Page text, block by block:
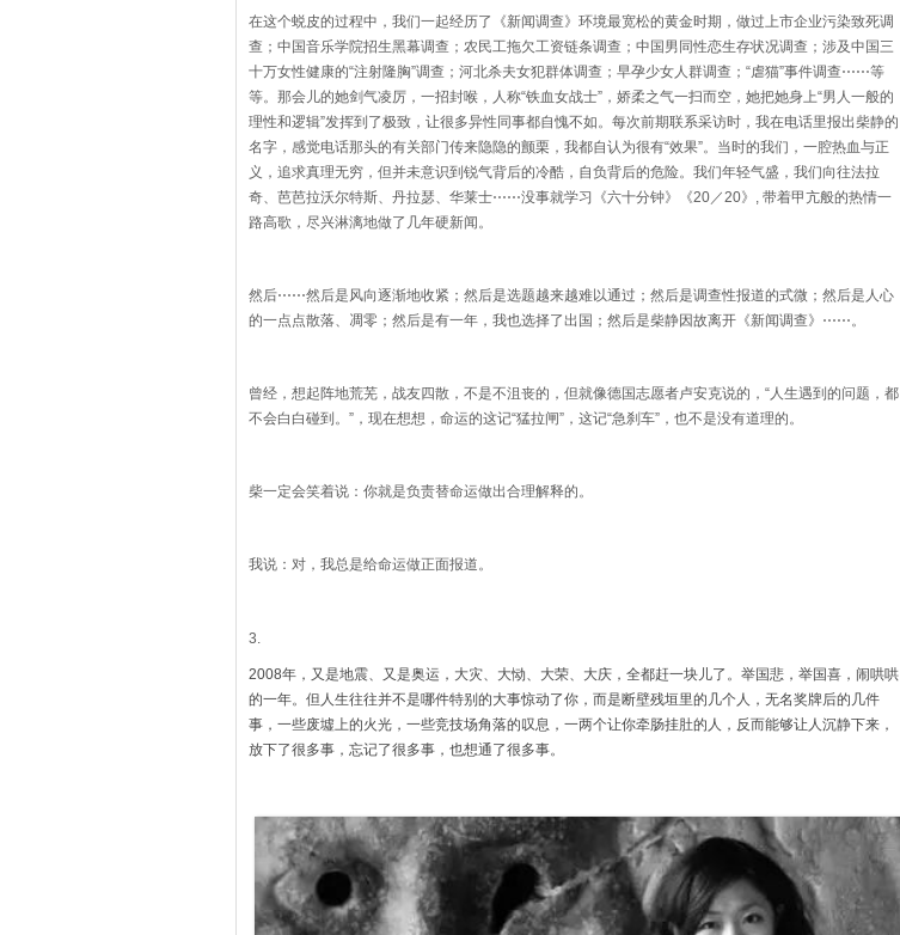
在这个蜕皮的过程中，我们一起经历了《新闻调查》环境最宽松的黄金时期，做过上市企业污染致死调
查；中国音乐学院招生黑幕调查；农民工拖欠工资链条调查；中国男同性恋生存状况调查；涉及中国三
十万女性健康的“注射隆胸”调查；河北杀夫女犯群体调查；早孕少女人群调查；“虐猫”事件调查⋯⋯等
等。那会儿的她剑气凌厉，一招封喉，人称“铁血女战士”，娇柔之气一扫而空，她把她身上“男人一般的
理性和逻辑”发挥到了极致，让很多异性同事都自愧不如。每次前期联系采访时，我在电话里报出柴静的
名字，感觉电话那头的有关部门传来隐隐的颤栗，我都自认为很有“效果”。当时的我们，一腔热血与正
义，追求真理无穷，但并未意识到锐气背后的冷酷，自负背后的危险。我们年轻气盛，我们向往法拉
奇、芭芭拉沃尔特斯、丹拉瑟、华莱士⋯⋯没事就学习《六十分钟》《20／20》, 带着甲亢般的热情一
路高歌，尽兴淋漓地做了几年硬新闻。
然后⋯⋯然后是风向逐渐地收紧；然后是选题越来越难以通过；然后是调查性报道的式微；然后是人心
的一点点散落、凋零；然后是有一年，我也选择了出国；然后是柴静因故离开《新闻调查》 ⋯⋯。
曾经，想起阵地荒芜，战友四散，不是不沮丧的，但就像德国志愿者卢安克说的，“人生遇到的问题，都
不会白白碰到。”，现在想想，命运的这记“猛拉闸”，这记“急刹车”，也不是没有道理的。
柴一定会笑着说：你就是负责替命运做出合理解释的。
我说：对，我总是给命运做正面报道。
3.
2008年，又是地震、又是奥运，大灾、大恸、大荣、大庆，全都赶一块儿了。举国悲，举国喜，闹哄哄
的一年。但人生往往并不是哪件特别的大事惊动了你，而是断壁残垣里的几个人，无名奖牌后的几件
事，一些废墟上的火光，一些竞技场角落的叹息，一两个让你牵肠挂肚的人，反而能够让人沉静下来，
放下了很多事，忘记了很多事，也想通了很多事。